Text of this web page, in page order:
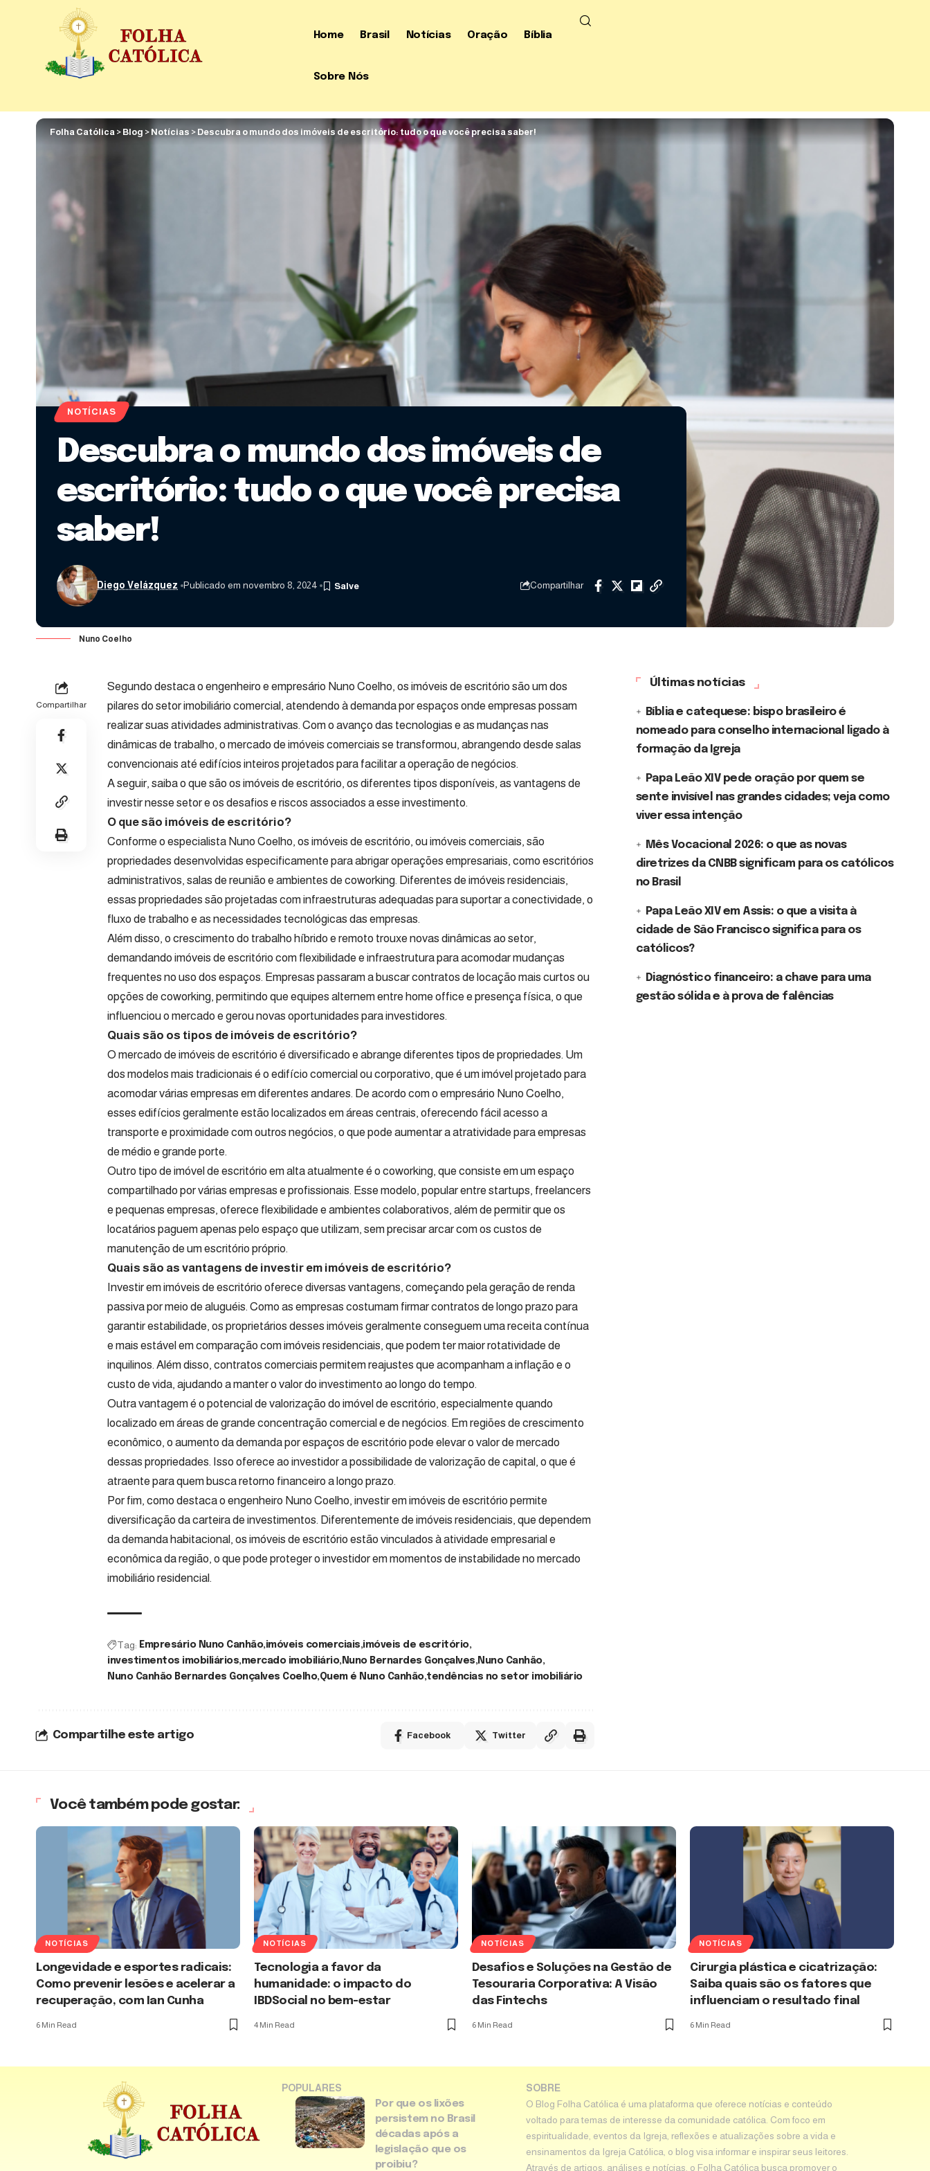
Home Brasil Notícias Oração Bíblia
Sobre Nós
Folha Católica > Blog > Notícias > Descubra o mundo dos imóveis de escritório: tudo o que você precisa saber!
NOTÍCIAS
Descubra o mundo dos imóveis de
escritório: tudo o que você precisa
saber!
Diego Velázquez Publicado em novembro 8, 2024 Compartilhar
Nuno Coelho
Compartilhar
Segundo destaca o engenheiro e empresário Nuno Coelho, os imóveis de escritório são um dos
pilares do setor imobiliário comercial, atendendo à demanda por espaços onde empresas possam
realizar suas atividades administrativas. Com o avanço das tecnologias e as mudanças nas
dinâmicas de trabalho, o mercado de imóveis comerciais se transformou, abrangendo desde salas
convencionais até edifícios inteiros projetados para facilitar a operação de negócios.
A seguir, saiba o que são os imóveis de escritório, os diferentes tipos disponíveis, as vantagens de
investir nesse setor e os desafios e riscos associados a esse investimento.
O que são imóveis de escritório?
Conforme o especialista Nuno Coelho, os imóveis de escritório, ou imóveis comerciais, são
propriedades desenvolvidas especificamente para abrigar operações empresariais, como escritórios
administrativos, salas de reunião e ambientes de coworking. Diferentes de imóveis residenciais,
essas propriedades são projetadas com infraestruturas adequadas para suportar a conectividade, o
fluxo de trabalho e as necessidades tecnológicas das empresas.
Além disso, o crescimento do trabalho híbrido e remoto trouxe novas dinâmicas ao setor,
demandando imóveis de escritório com flexibilidade e infraestrutura para acomodar mudanças
frequentes no uso dos espaços. Empresas passaram a buscar contratos de locação mais curtos ou
opções de coworking, permitindo que equipes alternem entre home office e presença física, o que
influenciou o mercado e gerou novas oportunidades para investidores.
Quais são os tipos de imóveis de escritório?
O mercado de imóveis de escritório é diversificado e abrange diferentes tipos de propriedades. Um
dos modelos mais tradicionais é o edifício comercial ou corporativo, que é um imóvel projetado para
acomodar várias empresas em diferentes andares. De acordo com o empresário Nuno Coelho,
esses edifícios geralmente estão localizados em áreas centrais, oferecendo fácil acesso a
transporte e proximidade com outros negócios, o que pode aumentar a atratividade para empresas
de médio e grande porte.
Outro tipo de imóvel de escritório em alta atualmente é o coworking, que consiste em um espaço
compartilhado por várias empresas e profissionais. Esse modelo, popular entre startups, freelancers
e pequenas empresas, oferece flexibilidade e ambientes colaborativos, além de permitir que os
locatários paguem apenas pelo espaço que utilizam, sem precisar arcar com os custos de
manutenção de um escritório próprio.
Quais são as vantagens de investir em imóveis de escritório?
Investir em imóveis de escritório oferece diversas vantagens, começando pela geração de renda
passiva por meio de aluguéis. Como as empresas costumam firmar contratos de longo prazo para
garantir estabilidade, os proprietários desses imóveis geralmente conseguem uma receita contínua
e mais estável em comparação com imóveis residenciais, que podem ter maior rotatividade de
inquilinos. Além disso, contratos comerciais permitem reajustes que acompanham a inflação e o
custo de vida, ajudando a manter o valor do investimento ao longo do tempo.
Outra vantagem é o potencial de valorização do imóvel de escritório, especialmente quando
localizado em áreas de grande concentração comercial e de negócios. Em regiões de crescimento
econômico, o aumento da demanda por espaços de escritório pode elevar o valor de mercado
dessas propriedades. Isso oferece ao investidor a possibilidade de valorização de capital, o que é
atraente para quem busca retorno financeiro a longo prazo.
Por fim, como destaca o engenheiro Nuno Coelho, investir em imóveis de escritório permite
diversificação da carteira de investimentos. Diferentemente de imóveis residenciais, que dependem
da demanda habitacional, os imóveis de escritório estão vinculados à atividade empresarial e
econômica da região, o que pode proteger o investidor em momentos de instabilidade no mercado
imobiliário residencial.
Tag: Empresário Nuno Canhão imóveis comerciais imóveis de escritório
investimentos imobiliários mercado imobiliário Nuno Bernardes Gonçalves Nuno Canhão
Nuno Canhão Bernardes Gonçalves Coelho Quem é Nuno Canhão tendências no setor imobiliário
Compartilhe este artigo Facebook Twitter
Últimas notícias
Bíblia e catequese: bispo brasileiro é
nomeado para conselho internacional ligado à
formação da Igreja
Papa Leão XIV pede oração por quem se
sente invisível nas grandes cidades; veja como
viver essa intenção
Mês Vocacional 2026: o que as novas
diretrizes da CNBB significam para os católicos
no Brasil
Papa Leão XIV em Assis: o que a visita à
cidade de São Francisco significa para os
católicos?
Diagnóstico financeiro: a chave para uma
gestão sólida e à prova de falências
Você também pode gostar:
NOTÍCIAS
Longevidade e esportes radicais:
Como prevenir lesões e acelerar a
recuperação, com Ian Cunha
6 Min Read
NOTÍCIAS
Tecnologia a favor da
humanidade: o impacto do
IBDSocial no bem-estar
4 Min Read
NOTÍCIAS
Desafios e Soluções na Gestão de
Tesouraria Corporativa: A Visão
das Fintechs
6 Min Read
NOTÍCIAS
Cirurgia plástica e cicatrização:
Saiba quais são os fatores que
influenciam o resultado final
6 Min Read
POPULARES
Por que os lixões
persistem no Brasil
décadas após a
legislação que os
proibiu?
SOBRE
O Blog Folha Católica é uma plataforma que oferece notícias e conteúdo
voltado para temas de interesse da comunidade católica. Com foco em
espiritualidade, eventos da Igreja, reflexões e atualizações sobre a vida e
ensinamentos da Igreja Católica, o blog visa informar e inspirar seus leitores.
Através de artigos, análises e notícias, o Folha Católica busca promover o